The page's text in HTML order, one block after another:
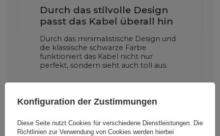
Durch das stilvolle Design
passt das Kabel überall hin
Durch das minimalistische Design und
die klassische schwarze Farbe
funktioniert das Kabel nicht nur
perfekt, sondern sieht auch toll aus.
Konfiguration der Zustimmungen
Diese Seite nutzt Cookies für verschiedene Dienstleistungen. Die
Richtlinien zur Verwendung von Cookies werden hierbei